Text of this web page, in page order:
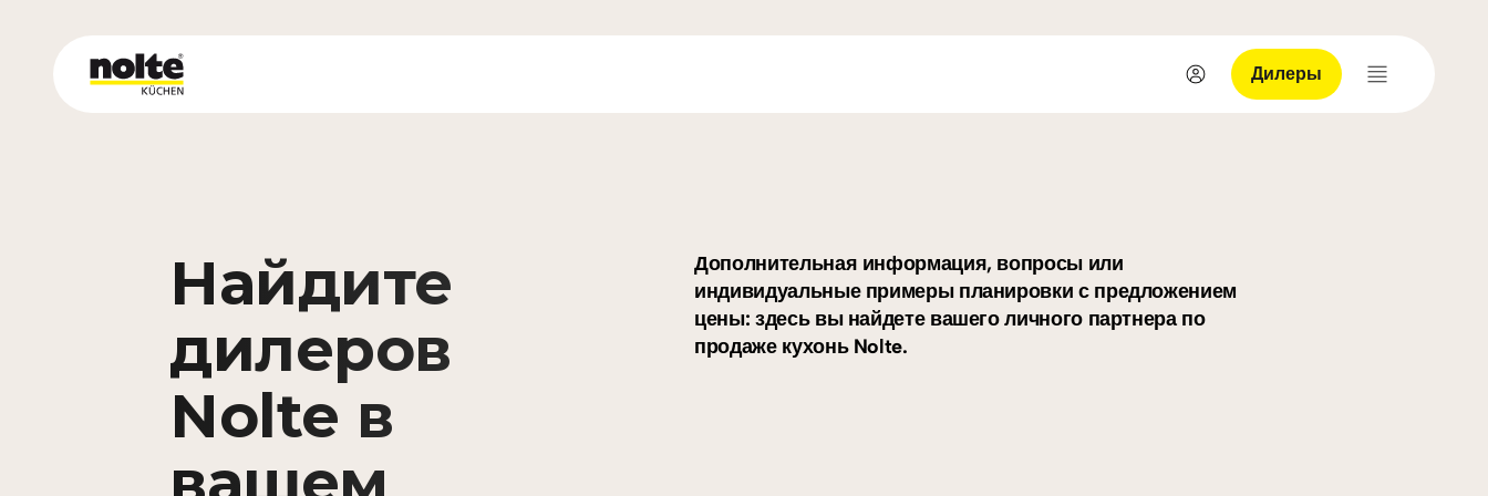
Вход Дилеры Меню
Найдите
дилеров
Nolte в
Дополнительная информация, вопросы или
индивидуальные примеры планировки с предложением
цены: здесь вы найдете вашего личного партнера по
продаже кухонь Nolte.